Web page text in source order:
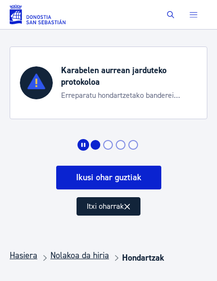
Eduki nagusira joan Buscar
Aste Nagusia 2026
Trafiko mozketak eta garraio zerbitzu
bereziak
Ikusi ohar guztiak
Itxi oharrak
Hasiera Nolakoa da hiria Hondartzak